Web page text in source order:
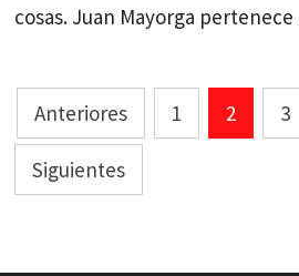
cosas. Juan Mayorga
Paginación
de
entradas
Anteriores 1 2 3
Siguientes